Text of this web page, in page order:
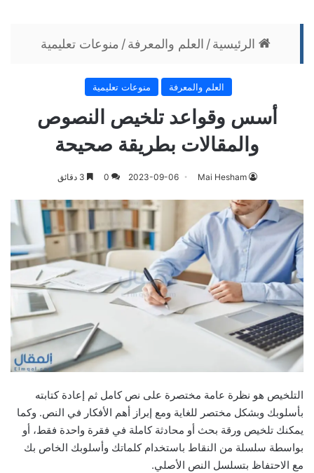
الرئيسية / العلم والمعرفة / منوعات تعليمية
العلم والمعرفة منوعات تعليمية
أسس وقواعد تلخيص النصوص
والمقالات بطريقة صحيحة
Mai Hesham
2023-09-06
0
التلخيص هو نظرة عامة مختصرة على نص كامل ثم إعادة كتابته
بأسلوبك وبشكل مختصر للغاية ومع إبراز أهم الأفكار في النص. وكما
يمكنك تلخيص ورقة بحث أو محادثة كاملة في فقرة واحدة فقط، أو
بواسطة سلسلة من النقاط باستخدام كلماتك وأسلوبك الخاص بك
مع الاحتفاظ بتسلسل النص الأصلي.